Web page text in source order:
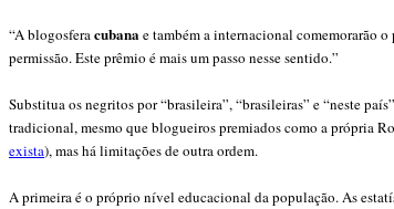
“A blogosferacubanae também a internacional comemorarão
permissão. Este prêmio é mais um passo nesse sentido.”
Substitua os negritos por “brasileira”, “brasileiras” e “neste
tradicional, mesmo que blogueiros premiados como a própria
exista), mas há limitações de outra ordem.
A primeira é o próprio nível educacional da população. As